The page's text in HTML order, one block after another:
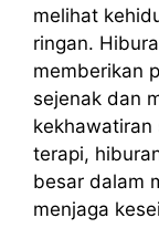
melihat
ringan.
memberikan
sejenak dan
kekhawatiran
terapi,
besar dalam
menjaga